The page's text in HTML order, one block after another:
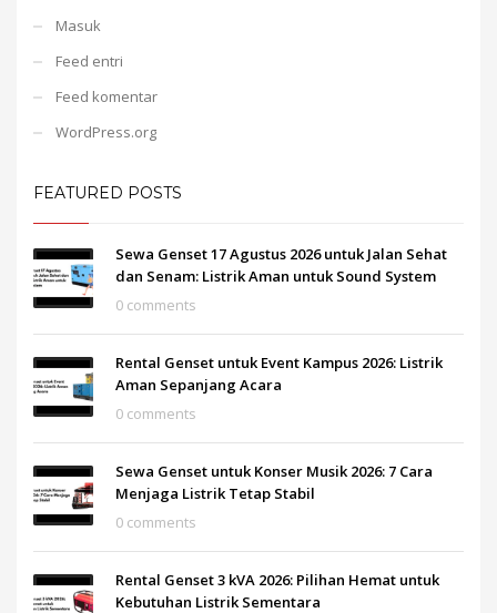
Masuk
Feed entri
Feed komentar
WordPress.org
FEATURED POSTS
Sewa Genset 17 Agustus 2026 untuk Jalan Sehat
dan Senam: Listrik Aman untuk Sound System
0 comments
Rental Genset untuk Event Kampus 2026: Listrik
Aman Sepanjang Acara
0 comments
Sewa Genset untuk Konser Musik 2026: 7 Cara
Menjaga Listrik Tetap Stabil
0 comments
Rental Genset 3 kVA 2026: Pilihan Hemat untuk
Kebutuhan Listrik Sementara